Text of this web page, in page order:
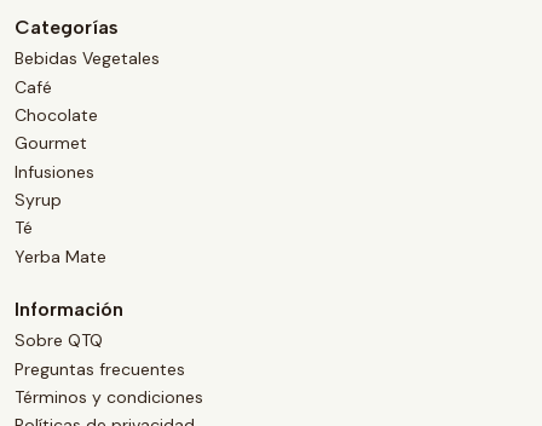
Categorías
Bebidas Vegetales
Café
Chocolate
Gourmet
Infusiones
Syrup
Té
Yerba Mate
Información
Sobre QTQ
Preguntas frecuentes
Términos y condiciones